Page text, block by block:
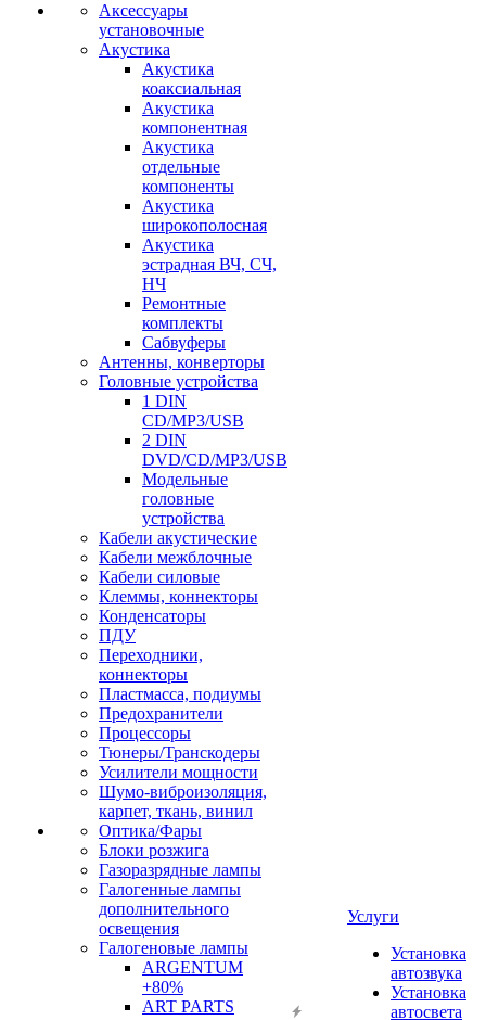
Аксессуары
установочные
Акустика
Акустика
коаксиальная
Акустика
компонентная
Акустика
отдельные
компоненты
Акустика
широкополосная
Акустика
эстрадная ВЧ, СЧ,
НЧ
Ремонтные
комплекты
Сабвуферы
Антенны, конверторы
Головные устройства
1 DIN
CD/MP3/USB
2 DIN
DVD/CD/MP3/USB
Модельные
головные
устройства
Кабели акустические
Кабели межблочные
Кабели силовые
Клеммы, коннекторы
Конденсаторы
ПДУ
Переходники,
коннекторы
Пластмасса, подиумы
Предохранители
Процессоры
Тюнеры/Транскодеры
Усилители мощности
Шумо-виброизоляция,
карпет, ткань, винил
Оптика/Фары
Блоки розжига
Газоразрядные лампы
Галогенные лампы
дополнительного
освещения
Галогеновые лампы
ARGENTUM
+80%
ART PARTS
Услуги
Установка
автозвука
Установка
автосвета